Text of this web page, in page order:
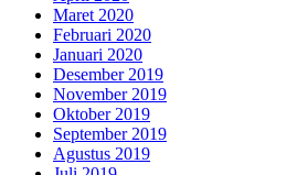
Maret 2020
Februari 2020
Januari 2020
Desember 2019
November 2019
Oktober 2019
September 2019
Agustus 2019